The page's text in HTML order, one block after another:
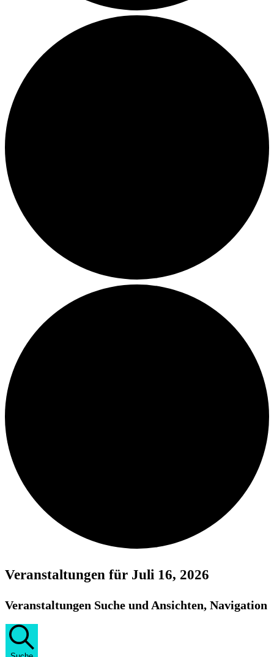
Veranstaltungen für Juli 16, 2026
Veranstaltungen Suche und Ansichten, Navigation